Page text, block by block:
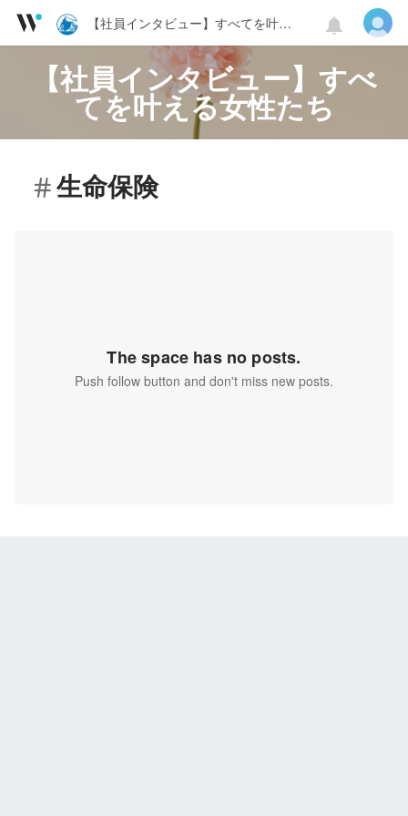
【社員インタビュー】すべてを叶える女性たち
【社員インタビュー】すべ
てを叶える女性たち
生命保険
The space has no posts.
Push follow button and don't miss new posts.